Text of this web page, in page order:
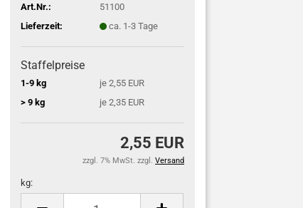
Art.Nr.:
51100
Lieferzeit:
ca. 1-3 Tage
Staffelpreise
1-9 kg
je 2,55 EUR
> 9 kg
je 2,35 EUR
2,55 EUR
zzgl. 7% MwSt. zzgl. Versand
kg: